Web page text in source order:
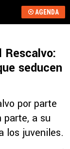
AGENDA
Rescalvo:
seducen
por parte
parte, a su
los juveniles.